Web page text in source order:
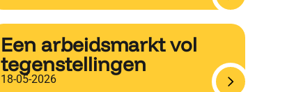
Een arbeidsmarkt vol
tegenstellingen
18-05-2026